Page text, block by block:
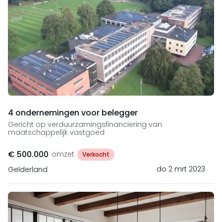
4 ondernemingen voor belegger
Gericht op verduurzamingsfinanciering van
maatschappelijk vastgoed
€ 500.000 omzet Verkocht
Gelderland do 2 mrt 2023